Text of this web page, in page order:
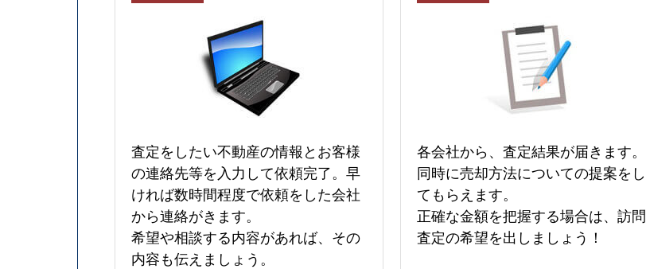
査定をしたい不動産の情報とお客様
の連絡先等を入力して依頼完了。早
ければ数時間程度で依頼をした会社
から連絡がきます。
希望や相談する内容があれば、その
内容も伝えましょう。
各会社から、査定結果が届きます。
同時に売却方法についての提案をし
てもらえます。
正確な金額を把握する場合は、訪問
査定の希望を出しましょう！